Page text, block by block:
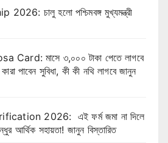
চালু হলো পশ্চিমবঙ্গ মুখ্যমন্ত্রী
মাসে ৩,০০০ টাকা পেতে লাগবে
পাবেন সুবিধা, কী কী নথি লাগবে জানুন
2026: এই ফর্ম জমা না দিলে
আর্থিক সহায়তা! জানুন বিস্তারিত